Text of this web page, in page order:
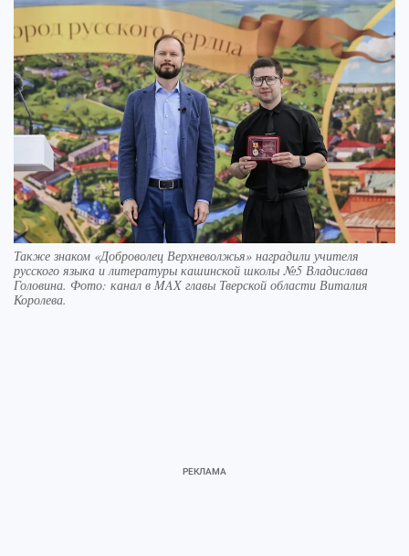
Также знаком «Доброволец Верхневолжья» наградили учителя
русского языка и литературы кашинской школы №5 Владислава
Головина. Фото: канал в MAX главы Тверской области Виталия
Королева.